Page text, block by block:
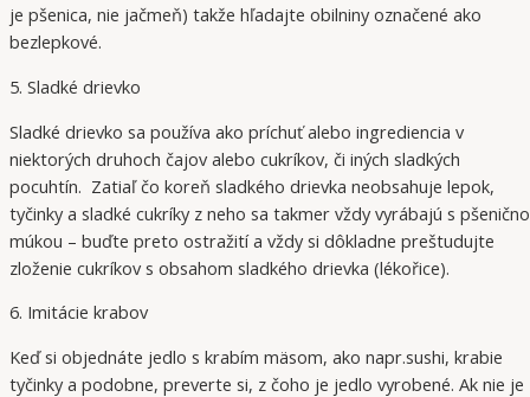
je pšenica, nie jačmeň) takže hľadajte obilniny označené ako
bezlepkové.
5. Sladké drievko
Sladké drievko sa používa ako príchuť alebo ingrediencia v
niektorých druhoch čajov alebo cukríkov, či iných sladkých
pocuhtín. Zatiaľ čo koreň sladkého drievka neobsahuje lepok,
tyčinky a sladké cukríky z neho sa takmer vždy vyrábajú s
múkou – buďte preto ostražití a vždy si dôkladne preštudujte
zloženie cukríkov s obsahom sladkého drievka (lékořice).
6. Imitácie krabov
Keď si objednáte jedlo s krabím mäsom, ako napr.sushi, krabie
tyčinky a podobne, preverte si, z čoho je jedlo vyrobené. Ak nie je